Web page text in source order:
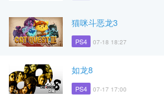
猫咪斗恶龙3
PS4 07-18 18:27
如龙8
PS4 07-17 17:00